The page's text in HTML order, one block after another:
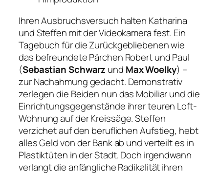
Ihren Ausbruchsversuch halten Katharina
und Steffen mit der Videokamera fest. Ein
Tagebuch für die Zurückgebliebenen wie
das befreundete Pärchen Robert und Paul
(Sebastian Schwarz und Max Woelky) –
zur Nachahmung gedacht. Demonstrativ
zerlegen die Beiden nun das Mobiliar und die
Einrichtungsgegenstände ihrer teuren Loft-
Wohnung auf der Kreissäge. Steffen
verzichet auf den beruflichen Aufstieg, hebt
alles Geld von der Bank ab und verteilt es in
Plastiktüten in der Stadt. Doch irgendwann
verlangt die anfängliche Radikalität ihren